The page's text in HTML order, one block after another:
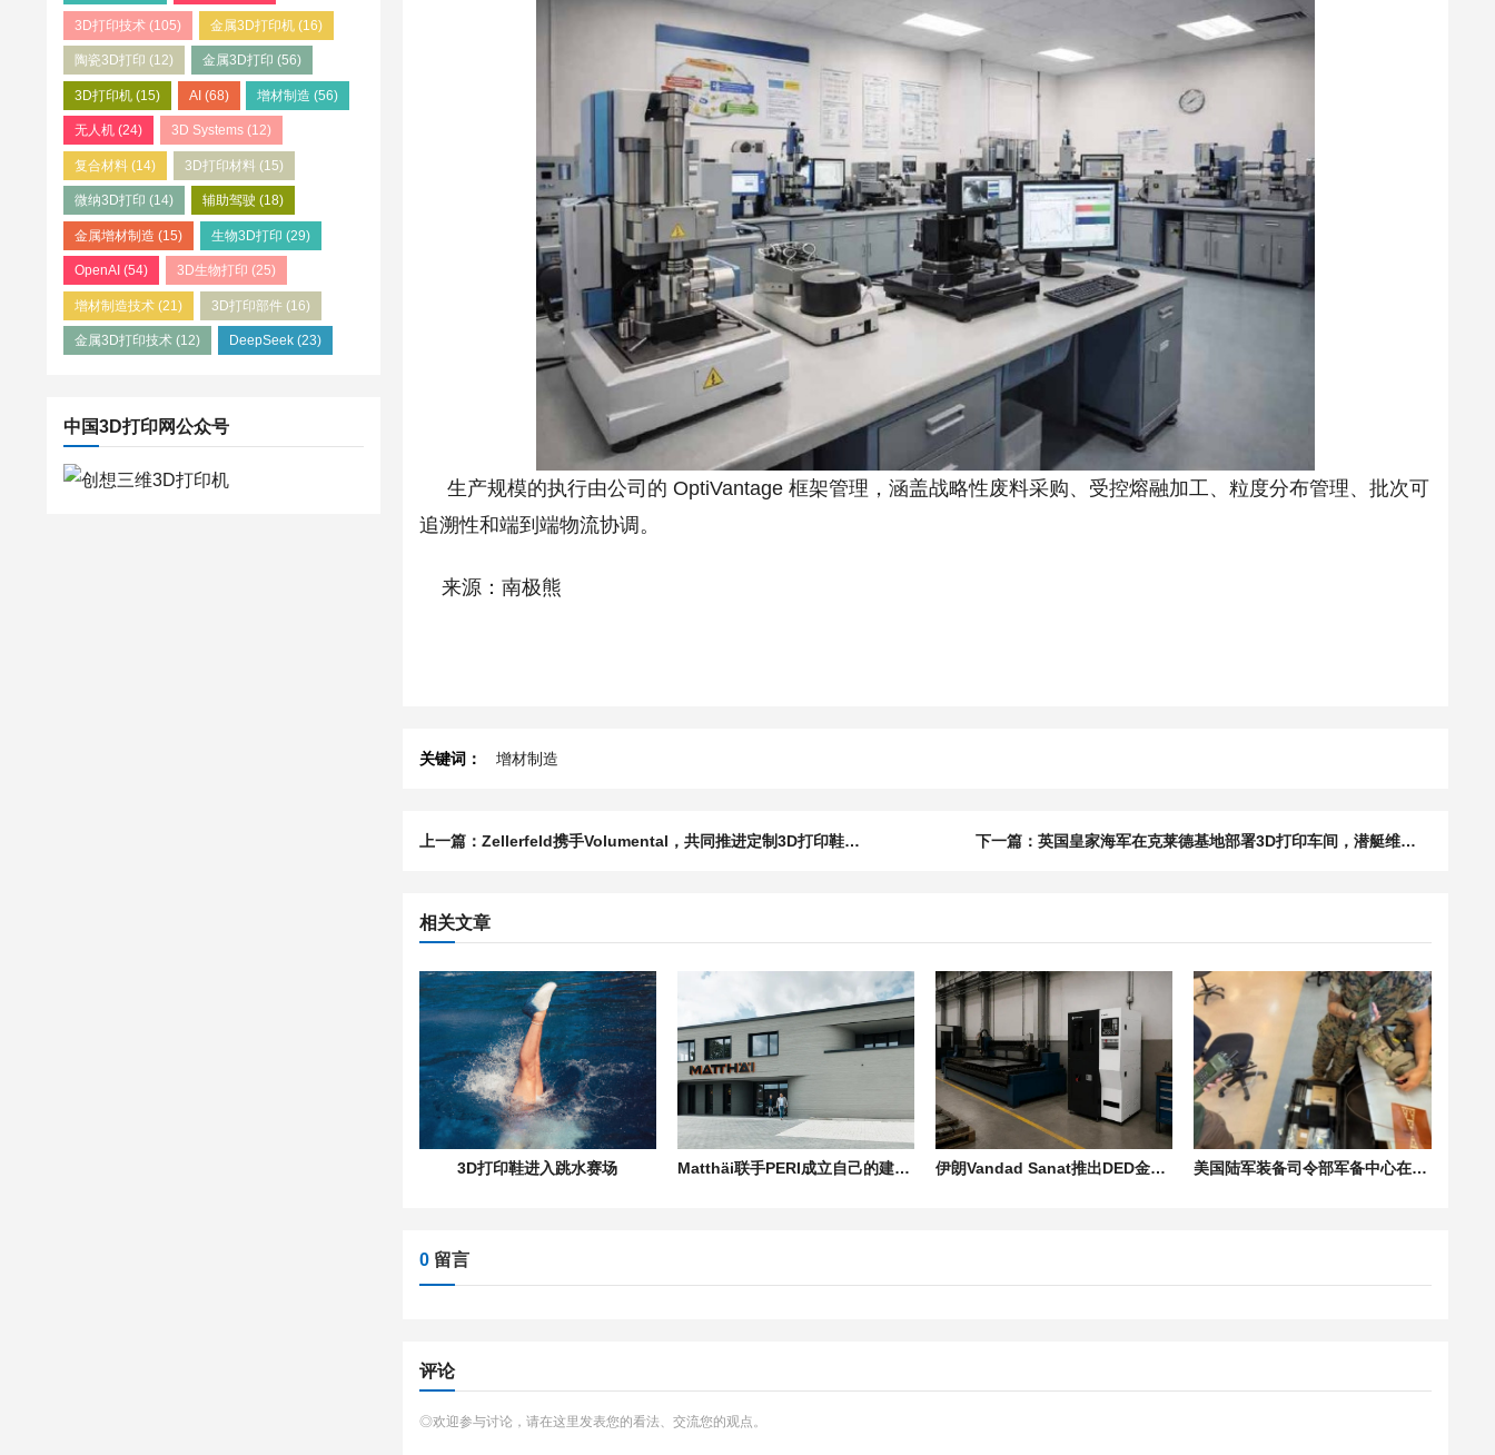
3D打印技术 (105) 金属3D打印机(16)
陶瓷3D打印 (12) 金属3D打印 (56)
3D打印机 (15) AI(68) 增材制造 (56)
无人机 (24) 3D Systems(12)
复合材料 (14) 3D打印材料 (15)
微纳3D打印 (14) 辅助驾驶 (18)
金属增材制造 (15) 生物3D打印 (29)
OpenAI (54) 3D生物打印 (25)
增材制造技术 (21) 3D打印部件(16)
金属3D打印技术 (12) DeepSeek(23)
中国3D打印网公众号
生产规模的执行由公司的 OptiVantage 框架管理，涵盖战略性废料采购、受控熔融加工、粒度分布管理、批次可
追溯性和端到端物流协调。
来源：南极熊
关键词： 增材制造
上一篇：Zellerfeld携手Volumental，共同推进定制3D打印鞋的发展 下一篇：英国皇家海军在克莱德基地部署3D打印车间，潜艇维护从“等备件”转向“现场制造”
相关文章
3D打印鞋进入跳水赛场 Matthäi联手PERI成立自己的建筑3D打印部门 伊朗Vandad Sanat推出DED金属3D打印机P240-A，瞄准本土化制造 美国陆军装备司令部军备中心在“2026年勇敢盾牌”演习中展示远程3D打印电子设备技术
0留言
评论
◎欢迎参与讨论，请在这里发表您的看法、交流您的观点。